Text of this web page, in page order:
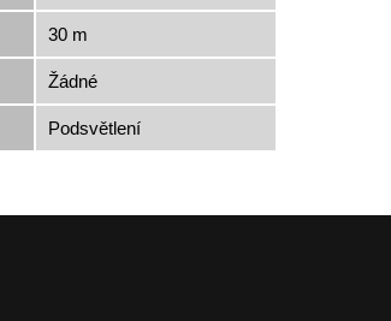
30 m
Žádné
Podsvětlení